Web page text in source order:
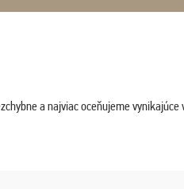
a najviac oceňujeme vynikajúce